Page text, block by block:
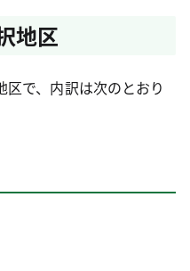
地区
で、内訳は次のとおり